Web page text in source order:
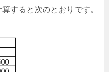
すると次のとおりです。